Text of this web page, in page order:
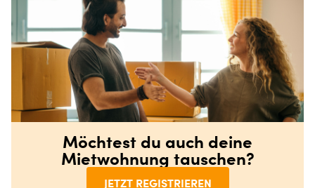
Möchtest du auch deine
Mietwohnung tauschen?
JETZT REGISTRIEREN